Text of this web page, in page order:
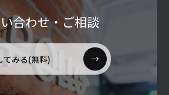
合わせ・ご相談
てみる(無料)